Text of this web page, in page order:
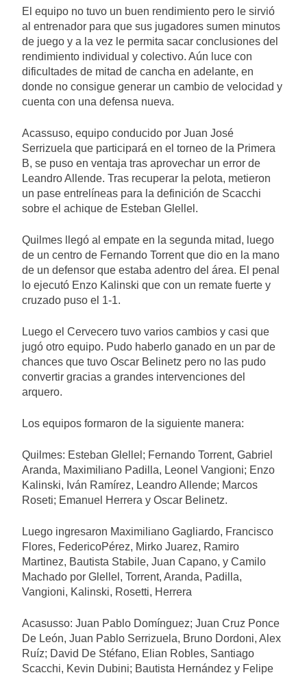
El equipo no tuvo un buen rendimiento pero le sirvió
al entrenador para que sus jugadores sumen minutos
de juego y a la vez le permita sacar conclusiones del
rendimiento individual y colectivo. Aún luce con
dificultades de mitad de cancha en adelante, en
donde no consigue generar un cambio de velocidad y
cuenta con una defensa nueva.
Acassuso, equipo conducido por Juan José
Serrizuela que participará en el torneo de la Primera
B, se puso en ventaja tras aprovechar un error de
Leandro Allende. Tras recuperar la pelota, metieron
un pase entrelíneas para la definición de Scacchi
sobre el achique de Esteban Glellel.
Quilmes llegó al empate en la segunda mitad, luego
de un centro de Fernando Torrent que dio en la mano
de un defensor que estaba adentro del área. El penal
lo ejecutó Enzo Kalinski que con un remate fuerte y
cruzado puso el 1-1.
Luego el Cervecero tuvo varios cambios y casi que
jugó otro equipo. Pudo haberlo ganado en un par de
chances que tuvo Oscar Belinetz pero no las pudo
convertir gracias a grandes intervenciones del
arquero.
Los equipos formaron de la siguiente manera:
Quilmes: Esteban Glellel; Fernando Torrent, Gabriel
Aranda, Maximiliano Padilla, Leonel Vangioni; Enzo
Kalinski, Iván Ramírez, Leandro Allende; Marcos
Roseti; Emanuel Herrera y Oscar Belinetz.
Luego ingresaron Maximiliano Gagliardo, Francisco
Flores, FedericoPérez, Mirko Juarez, Ramiro
Martinez, Bautista Stabile, Juan Capano, y Camilo
Machado por Glellel, Torrent, Aranda, Padilla,
Vangioni, Kalinski, Rosetti, Herrera
Acasusso: Juan Pablo Domínguez; Juan Cruz Ponce
De León, Juan Pablo Serrizuela, Bruno Dordoni, Alex
Ruíz; David De Stéfano, Elian Robles, Santiago
Scacchi, Kevin Dubini; Bautista Hernández y Felipe